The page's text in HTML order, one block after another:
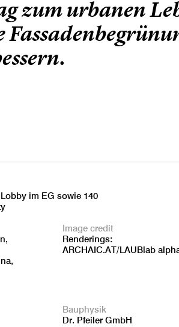
zum urbanen
im EG sowie 140
Image credit
Renderings:
ARCHAIC.AT/LAUBlab
Bauphysik
Dr. Pfeiler GmbH